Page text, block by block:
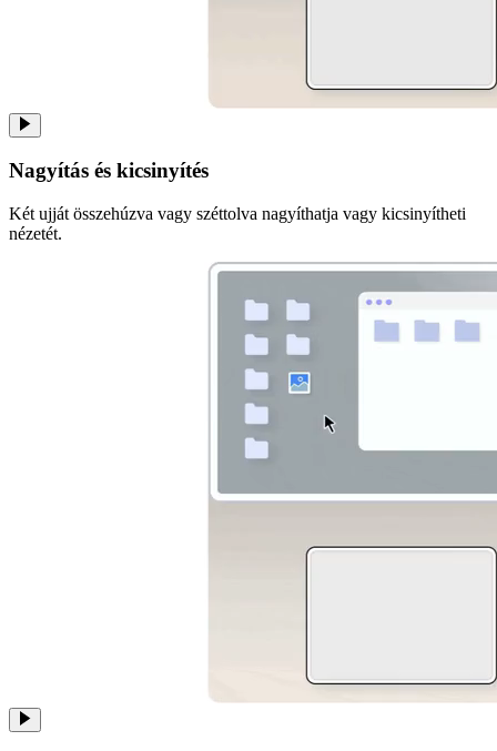
Nagyítás és kicsinyítés
Két ujját összehúzva vagy széttolva nagyíthatja vagy kicsinyítheti
nézetét.